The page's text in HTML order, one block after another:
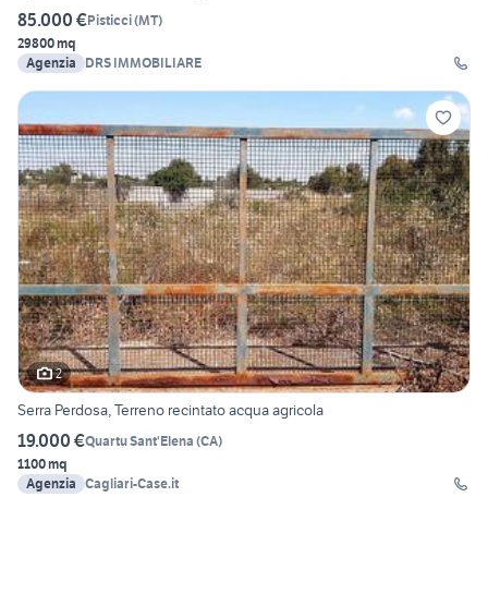
85.000 €Pisticci(MT)
29800 mq
Agenzia
DRS IMMOBILIARE
2
Serra Perdosa, Terreno recintato acqua agricola
19.000 €Quartu Sant'Elena (CA)
1100 mq
Agenzia Cagliari-Case.it